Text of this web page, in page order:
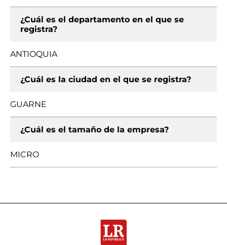
¿Cuál es el departamento en el que se
registra?
ANTIOQUIA
¿Cuál es la ciudad en el que se registra?
GUARNE
¿Cuál es el tamaño de la empresa?
MICRO